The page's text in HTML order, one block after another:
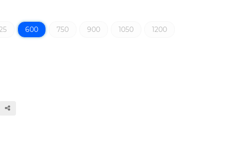
600 750 900 1050 1200